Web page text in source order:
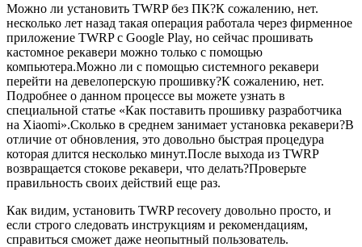
Можно ли установить TWRP без ПК?К сожалению, нет.
несколько лет назад такая операция работала через фирменное
приложение TWRP с Google Play, но сейчас прошивать
кастомное рекавери можно только с помощью
компьютера.Можно ли с помощью системного рекавери
перейти на девелоперскую прошивку?К сожалению, нет.
Подробнее о данном процессе вы можете узнать в
специальной статье «Как поставить прошивку разработчика
на Xiaomi».Сколько в среднем занимает установка рекавери?В
отличие от обновления, это довольно быстрая процедура
которая длится несколько минут.После выхода из TWRP
возвращается стокове рекавери, что делать?Проверьте
правильность своих действий еще раз.
Как видим, установить TWRP recovery довольно просто, и
если строго следовать инструкциям и рекомендациям,
справиться сможет даже неопытный пользователь.